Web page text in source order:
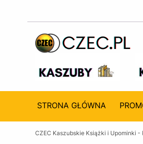
STRONA GŁÓWNA
CZEC Kaszubskie Książki i Upominki -